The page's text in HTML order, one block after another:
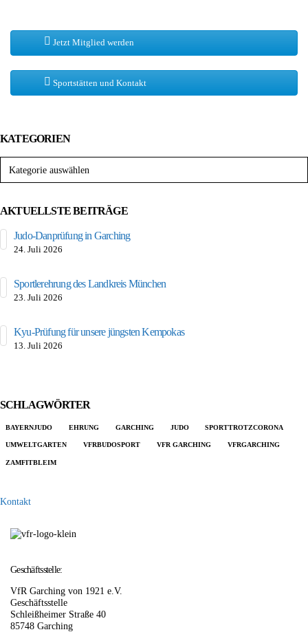
Jetzt Mitglied werden
Sportstätten und Kontakt
KATEGORIEN
AKTUELLSTE BEITRÄGE
Judo-Danprüfung in Garching
24. Juli 2026
Sportlerehrung des Landkreis München
23. Juli 2026
Kyu-Prüfung für unsere jüngsten Kempokas
13. Juli 2026
SCHLAGWÖRTER
BAYERNJUDO EHRUNG GARCHING JUDO SPORTTROTZCORONA
UMWELTGARTEN VFRBUDOSPORT VFR GARCHING VFRGARCHING
ZAMFITBLEIM
Kontakt
Geschäftsstelle:
VfR Garching von 1921 e.V.
Geschäftsstelle
Schleißheimer Straße 40
85748 Garching